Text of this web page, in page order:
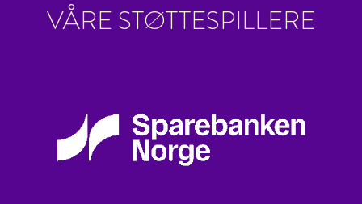
VÅRE STØTTESPILLERE